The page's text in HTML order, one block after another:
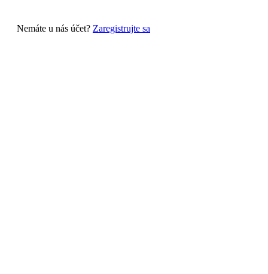
Nemáte u nás účet? Zaregistrujte sa